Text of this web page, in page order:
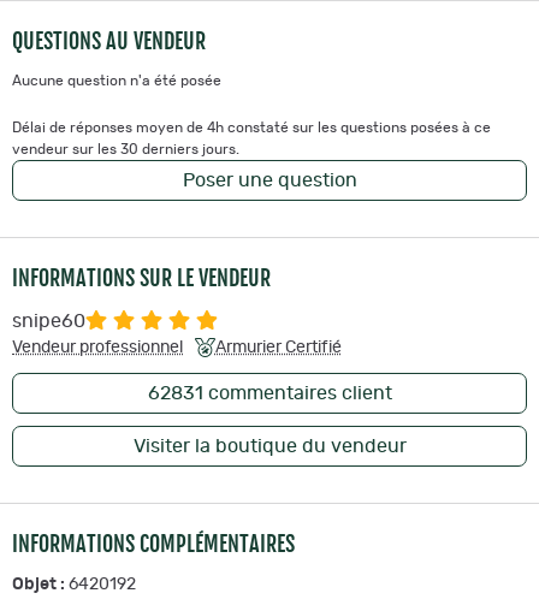
QUESTIONS AU VENDEUR
Aucune question n'a été posée
Délai de réponses moyen de 4h constaté sur les questions posées à ce
vendeur sur les 30 derniers jours.
Poser une question
INFORMATIONS SUR LE VENDEUR
snipe60
Vendeur professionnel Armurier Certifié
62831 commentaires client
Visiter la boutique du vendeur
INFORMATIONS COMPLÉMENTAIRES
Objet : 6420192